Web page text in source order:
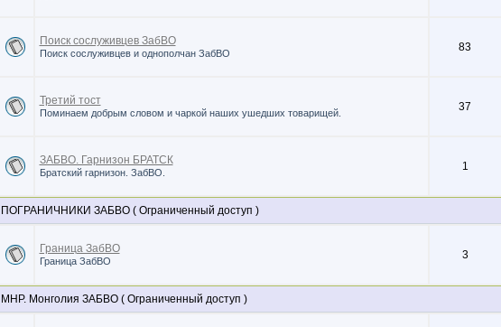
Поиск сослуживцев ЗабВО
Поиск сослуживцев и однополчан ЗабВО 83
Третий тост
Поминаем добрым словом и чаркой наших ушедших товарищей. 37
ЗАБВО. Гарнизон БРАТСК
Братский гарнизон. ЗабВО. 1
ПОГРАНИЧНИКИ ЗАБВО ( Ограниченный доступ )
Граница ЗабВО
Граница ЗабВО 3
МНР. Монголия ЗАБВО ( Ограниченный доступ )